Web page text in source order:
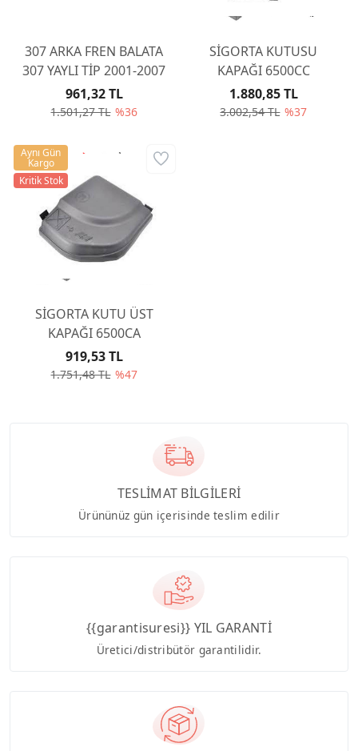
307 ARKA FREN BALATA
307 YAYLI TİP 2001-2007
1.501,27 TL %36
961,32 TL
SİGORTA KUTUSU
KAPAĞI 6500CC
3.002,54 TL %37
1.880,85 TL
SİGORTA KUTU ÜST
KAPAĞI 6500CA
1.751,48 TL %47
919,53 TL
Aynı Gün
Kargo
Kritik Stok
TESLİMAT BİLGİLERİ
Ürününüz gün içerisinde teslim edilir
{{garantisuresi}} YIL GARANTİ
Üretici/distribütör garantilidir.